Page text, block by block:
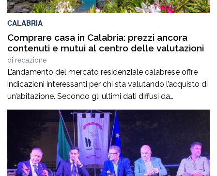
CALABRIA
Comprare casa in Calabria: prezzi ancora
contenuti e mutui al centro delle valutazioni
di redazione
L’andamento del mercato residenziale calabrese offre
indicazioni interessanti per chi sta valutando l’acquisto di
un’abitazione. Secondo gli ultimi dati diffusi da
Immobiliare.it, a giugno 2026 il prezzo medio richiesto
per gli immobili residenziali in Calabria si attesta intorno
ai 961 euro al metro quadrato, confermando valori tra i
più contenuti a livello nazionale. Per chi […]